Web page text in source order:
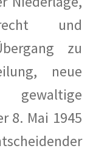
und
zu
neue
8. Mai 1945